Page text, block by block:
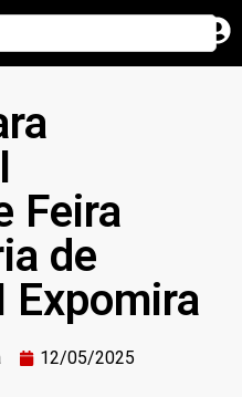
Feira
de
Expomira
12/05/2025